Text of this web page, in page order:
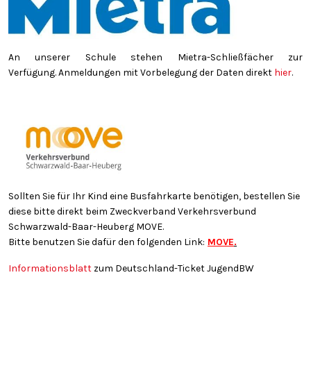
An unserer Schule stehen Mietra-Schließfächer zur
Verfügung. Anmeldungen mit Vorbelegung der Daten direkt hier.
Sollten Sie für Ihr Kind eine Busfahrkarte benötigen, bestellen Sie
diese bitte direkt beim Zweckverband Verkehrsverbund
Schwarzwald-Baar-Heuberg MOVE.
Bitte benutzen Sie dafür den folgenden Link: MOVE.
Informationsblatt zum Deutschland-Ticket JugendBW